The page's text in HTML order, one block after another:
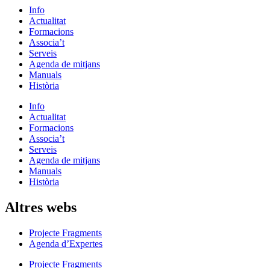
Info
Actualitat
Formacions
Associa’t
Serveis
Agenda de mitjans
Manuals
Història
Info
Actualitat
Formacions
Associa’t
Serveis
Agenda de mitjans
Manuals
Història
Altres webs
Projecte Fragments
Agenda d’Expertes
Projecte Fragments